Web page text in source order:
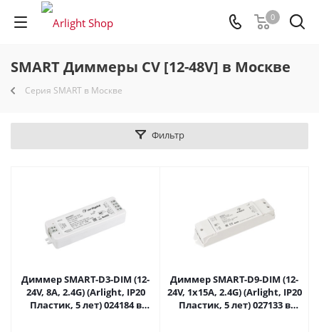
0
SMART Диммеры CV [12-48V] в Москве
Серия SMART в Москве
Фильтр
Диммер SMART-D3-DIM (12-
24V, 8A, 2.4G) (Arlight, IP20
Пластик, 5 лет) 024184 в
Диммер SMART-D9-DIM (12-
24V, 1x15A, 2.4G) (Arlight, IP20
Пластик, 5 лет) 027133 в